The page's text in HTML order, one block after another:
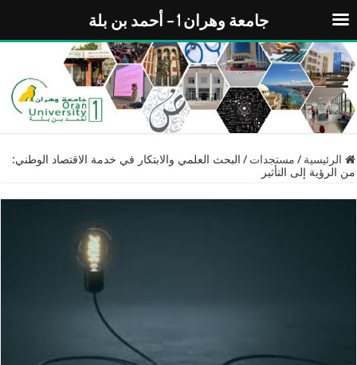
الرئيسية / مستجدات / البحث العلمي والابتكار في خدمة الاقتصاد الوطني:
من الرؤية إلى التأثير
جامعة وهران 1 – أحمد بن بلة